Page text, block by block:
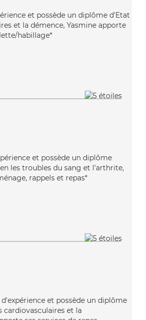
et possède un diplôme d'Etat
et la démence, Yasmine apporte
habillage*
et possède un diplôme
les troubles du sang et l'arthrite,
rappels et repas*
et possède un diplôme
cardiovasculaires et la